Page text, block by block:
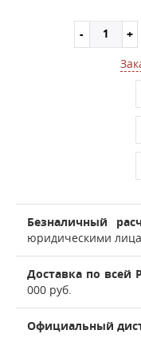
Безналичный
юридическими
Доставка по всей
000 руб.
Официальный